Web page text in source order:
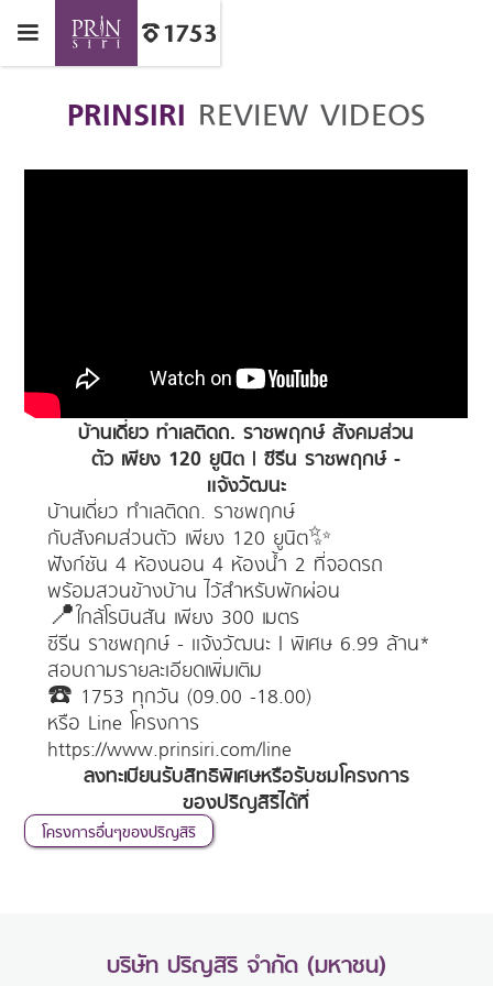
PRINSIRI REVIEW VIDEOS
บ้านเดี่ยว ทำเลติดถ. ราชพฤกษ์ สังคมส่วน
ตัว เพียง 120 ยูนิต | ซีรีน ราชพฤกษ์ -
แจ้งวัฒนะ
บ้านเดี่ยว ทำเลติดถ. ราชพฤกษ์
กับสังคมส่วนตัว เพียง 120 ยูนิต✨
ฟังก์ชัน 4 ห้องนอน 4 ห้องน้ำ 2 ที่จอดรถ
พร้อมสวนข้างบ้าน ไว้สำหรับพักผ่อน
📍ใกล้โรบินสัน เพียง 300 เมตร
ซีรีน ราชพฤกษ์ - แจ้งวัฒนะ | พิเศษ 6.99 ล้าน*
สอบถามรายละเอียดเพิ่มเติม
☎️ 1753 ทุกวัน (09.00 -18.00)
หรือ Line โครงการ
https://www.prinsiri.com/line
ลงทะเบียนรับสิทธิพิเศษหรือรับชมโครงการ
ของปริญสิริได้ที่
โครงการอื่นๆของปริญสิริ
บริษัท ปริญสิริ จำกัด (มหาชน)